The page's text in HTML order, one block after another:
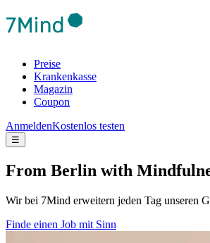
Preise
Krankenkasse
Magazin
Coupon
AnmeldenKostenlos testen
☰
From Berlin with
Wir bei 7Mind erweitern jeden Tag unseren
Finde einen Job mit Sinn